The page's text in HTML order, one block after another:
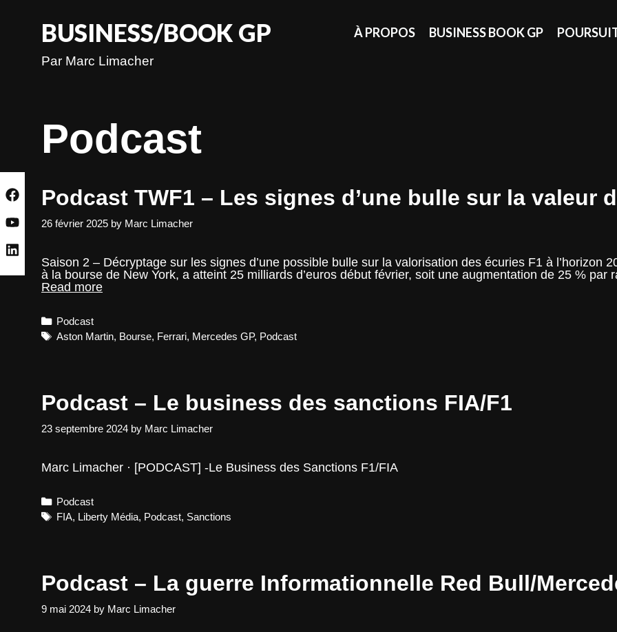
BUSINESS/BOOK GP
Par Marc Limacher
À PROPOS BUSINESS BOOK GP
Podcast
Podcast TWF1 – Les signes d’une bulle sur la valeur
26 février 2025 by Marc Limacher
Saison 2 – Décryptage sur les signes d’une possible bulle sur la valorisation des écuries F1 à l’horizon
à la bourse de New York, a atteint 25 milliards d’euros début février, soit une augmentation de 25 %
Read morePodcast
signes
valeur
des
écuries
F1
Categories
Podcast
Tags
Aston Martin, Bourse, Ferrari, Mercedes GP, Podcast
Podcast – Le business des sanctions FIA/F1
23 septembre 2024 by Marc Limacher
Marc Limacher · [PODCAST] -Le Business des Sanctions F1/FIA
Categories
Podcast
Tags
FIA, Liberty Média, Podcast, Sanctions
Podcast – La guerre Informationnelle Red Bull/
9 mai 2024 by Marc Limacher